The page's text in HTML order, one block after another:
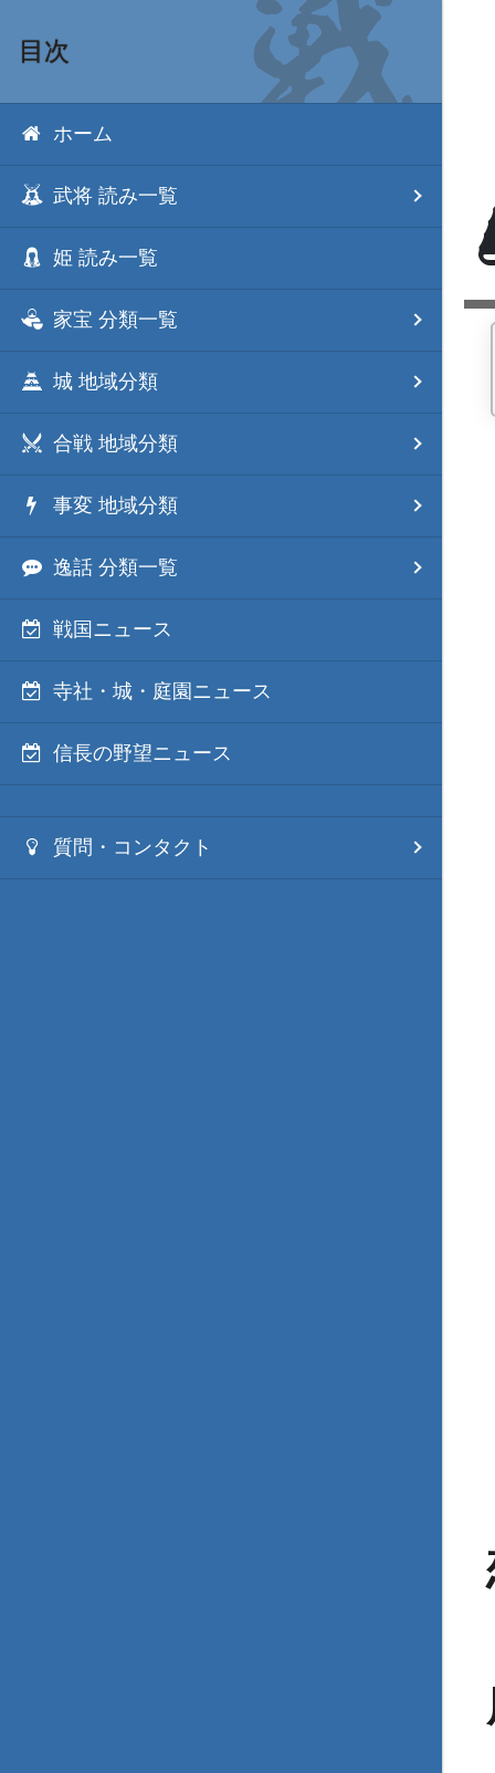
目次
ホーム
武将 読み一覧
姫 読み一覧
家宝 分類一覧
城 地域分類
合戦 地域分類
事変 地域分類
逸話 分類一覧
戦国ニュース
寺社・城・庭園ニュース
信長の野望ニュース
質問・コンタクト